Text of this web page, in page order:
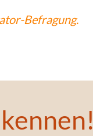
Befragung.